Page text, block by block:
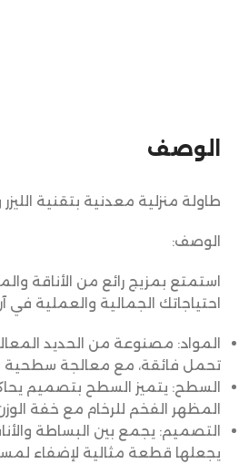
الوصف
طاولة منزلية معدنية بتقنية
الوصف:
استمتع بمزيج رائع من الأناقة
احتياجاتك الجمالية والعملية في
المواد: مصنوعة من الحديد
تحمل فائقة، مع معالجة سطحية
السطح: يتميز السطح بتصميم
المظهر الفخم للرخام مع خفة
التصميم: يجمع بين البساطة
يجعلها قطعة مثالية لإضفاء